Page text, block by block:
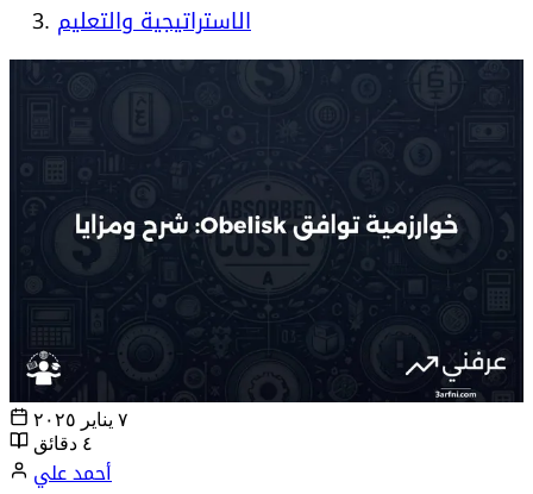
الاستراتيجية والتعليم
٧ يناير ٢٠٢٥
٤ دقائق
أحمد علي